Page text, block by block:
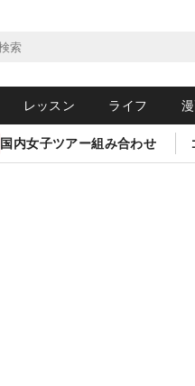
レッスン ライフ
国内女子ツアー組み合わせ